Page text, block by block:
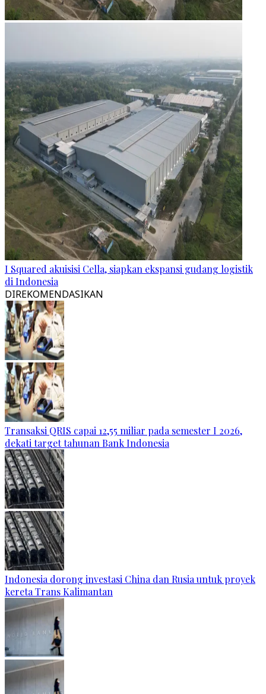
I Squared akuisisi Cella, siapkan ekspansi gudang logistik
di Indonesia
DIREKOMENDASIKAN
Transaksi QRIS capai 12,55 miliar pada semester I 2026,
dekati target tahunan Bank Indonesia
Indonesia dorong investasi China dan Rusia untuk proyek
kereta Trans Kalimantan